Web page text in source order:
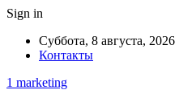
Sign in
Суббота, 8 августа, 2026
Контакты
1 marketing